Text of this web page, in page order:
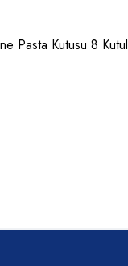
Pasta Kutusu 8